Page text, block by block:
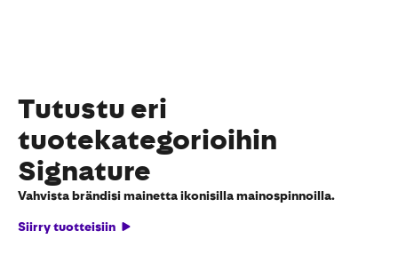
Tutustu eri
tuotekategorioihin
Signature
Vahvista brändisi mainetta ikonisilla mainospinnoilla.
Siirry tuotteisiin